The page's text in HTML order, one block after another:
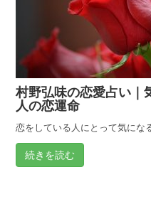
村野弘味の恋愛占い｜
人の恋運命
恋をしている人にとって気にな
続きを読む